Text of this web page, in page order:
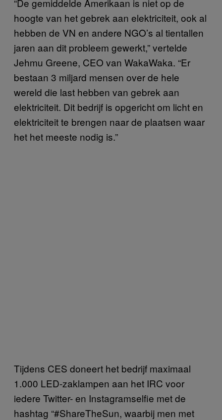
hoogte van het gebrek aan elektriciteit, ook al
hebben de VN en andere NGO’s al tientallen
jaren aan dit probleem gewerkt,” vertelde
Jehmu Greene, CEO van WakaWaka. “Er
bestaan 3 miljard mensen over de hele
wereld die last hebben van gebrek aan
elektriciteit. Dit bedrijf is opgericht om licht en
elektriciteit te brengen naar de plaatsen waar
het het meeste nodig is.”
Tijdens CES doneert het bedrijf maximaal
1.000 LED-zaklampen aan het IRC voor
iedere Twitter- en Instagramselfie met de
hashtag “#ShareTheSun, waarbij men met